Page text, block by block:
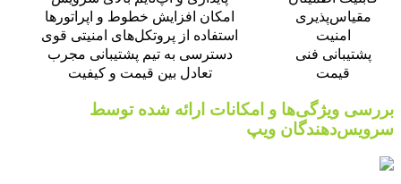
مقیاس‌پذیری
امکان افزایش خطوط و اپراتورها
امنیت
استفاده از پروتکل‌های امنیتی قوی
پشتیبانی فنی
دسترسی به تیم پشتیبانی مجرب
قیمت
تعادل بین قیمت و کیفیت
بررسی ویژگی‌ها و امکانات ارائه شده توسط
سرویس‌دهندگان ویپ